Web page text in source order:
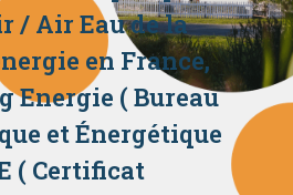
/ Air Eau de la
en France,
Energie ( Bureau
et Énergétique
( Certificat